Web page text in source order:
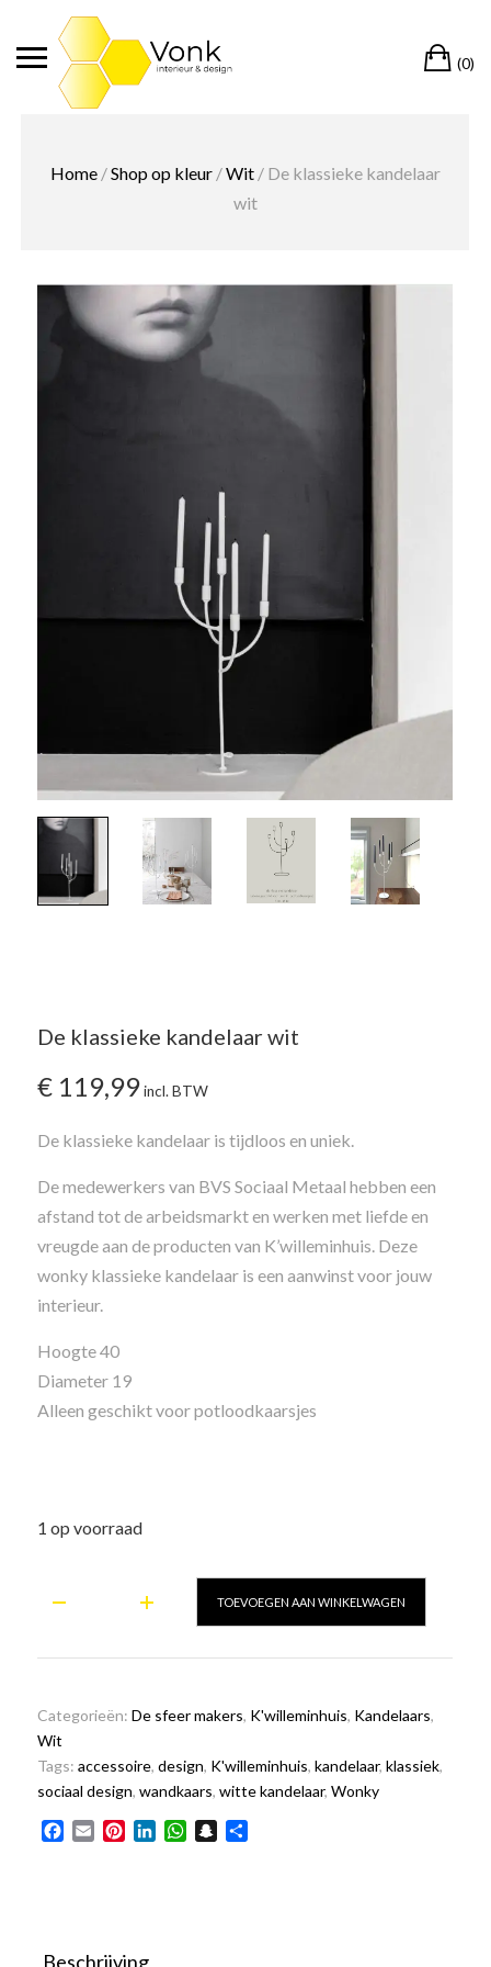
(0)
Home/Shop op kleur/Wit/ De klassieke kandelaar
wit
De klassieke kandelaar wit
€ 119,99incl. BTW
De klassieke kandelaar is tijdloos en uniek.
De medewerkers van BVS Sociaal Metaal hebben een
afstand tot de arbeidsmarkt en werken met liefde en
vreugde aan de producten van K’willeminhuis. Deze
wonky klassieke kandelaar is een aanwinst voor jouw
interieur.
Hoogte 40
Diameter 19
Alleen geschikt voor potloodkaarsjes
1 op voorraad
wit
TOEVOEGEN AAN WINKELWAGEN
Categorieën: De sfeer makers, K'willeminhuis, Kandelaars,
Wit
Tags: accessoire, design, K'willeminhuis, kandelaar, klassiek,
sociaal design, wandkaars, witte kandelaar, Wonky
Facebook
Email PinterestLinkedInWhatsApp
Snapchat
Beschrijving